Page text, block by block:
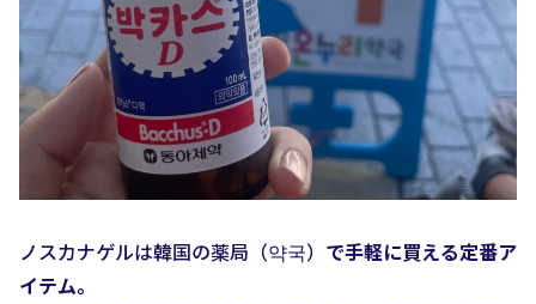
ノスカナゲルは韓国の薬局（약국） で手軽に買える定番ア
イテム。